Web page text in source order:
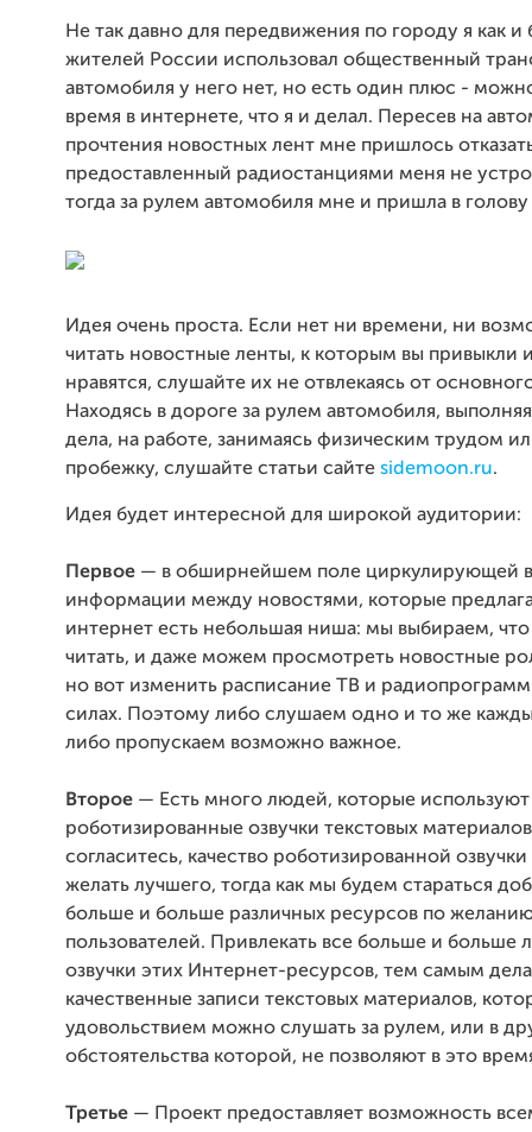
Не так давно для передвижения по городу я как
жителей России использовал общественный
автомобиля у него нет, но есть один плюс -
время в интернете, что я и делал. Пересев на
прочтения новостных лент мне пришлось
предоставленный радиостанциями меня не
тогда за рулем автомобиля мне и пришла в
Идея очень проста. Если нет ни времени, ни
читать новостные ленты, к которым вы привыкли
нравятся, слушайте их не отвлекаясь от
Находясь в дороге за рулем автомобиля,
дела, на работе, занимаясь физическим трудом
пробежку, слушайте статьи сайте sidemoon.ru.
Идея будет интересной для широкой аудитории:
Первое — в обширнейшем поле циркулирующей
информации между новостями, которые
интернет есть небольшая ниша: мы выбираем, что
читать, и даже можем просмотреть новостные
но вот изменить расписание ТВ и радиопрограмм
силах. Поэтому либо слушаем одно и то же
либо пропускаем возможно важное.
Второе — Есть много людей, которые используют
роботизированные озвучки текстовых
согласитесь, качество роботизированной озвучки
желать лучшего, тогда как мы будем стараться
больше и больше различных ресурсов по
пользователей. Привлекать все больше и больше
озвучки этих Интернет-ресурсов, тем самым
качественные записи текстовых материалов,
удовольствием можно слушать за рулем, или в
обстоятельства которой, не позволяют в это
Третье — Проект предоставляет возможность